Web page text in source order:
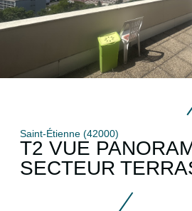
Saint-Étienne (42000)
T2 VUE
SECTEUR